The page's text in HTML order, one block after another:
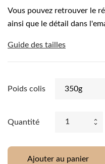
Vous pouvez retrouver le
ainsi que le détail dans
Guide des tailles
Poids colis
Quantité
Ajouter au panier